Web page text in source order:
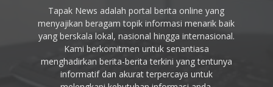
Tapak News adalah portal berita online yang
menyajikan beragam topik informasi menarik baik
yang berskala lokal, nasional hingga internasional.
Kami berkomitmen untuk senantiasa
menghadirkan berita-berita terkini yang tentunya
informatif dan akurat terpercaya untuk